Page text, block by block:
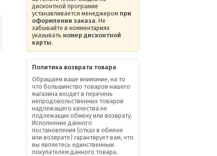
дисконтной программе
устанавливается менеджером при
оформлении заказа. Не
забывайте в комментариях
указывать номер дисконтной
карты.
Политика возврата товара
Обращаем ваше внимание, на то
что большинство товаров нашего
магазина входит в перечень
непродовольственных товаров
надлежащего качества не
подлежащих обмену или возврату.
Исполнение данного
постановления (отказ в обмене
или возврате) гарантирует вам, что
вы являетесь единственным
покупателем данного товара.